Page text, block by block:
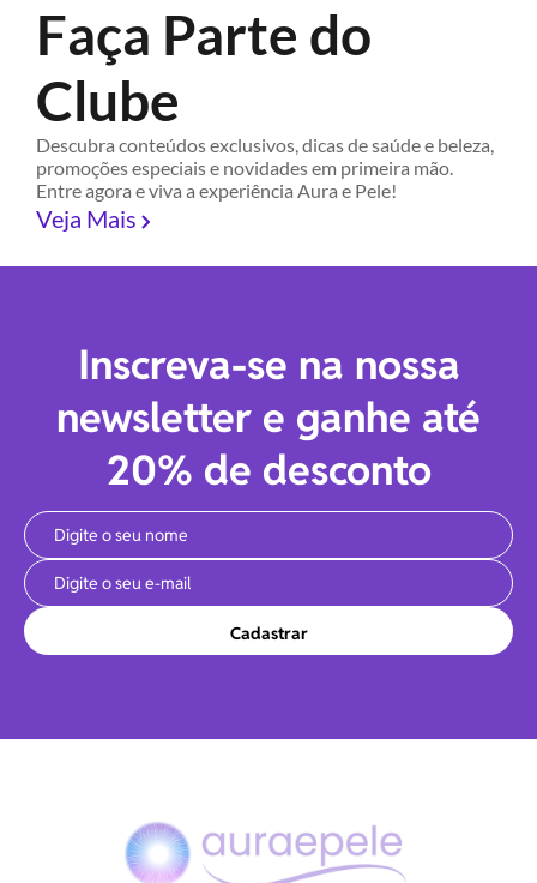
Faça Parte do
Clube
Descubra conteúdos exclusivos, dicas de saúde e beleza,
promoções especiais e novidades em primeira mão.
Entre agora e viva a experiência Aura e Pele!
Veja Mais
Inscreva-se na nossa
newsletter e ganhe até
20% de desconto
Cadastrar